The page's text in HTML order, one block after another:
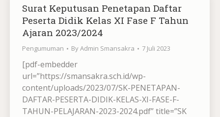
Surat Keputusan Penetapan Daftar
Peserta Didik Kelas XI Fase F Tahun
Ajaran 2023/2024
Pengumuman ByAdmin Smansakra 7 Juli 2023
[pdf-embedder
url=”https://smansakra.sch.id/wp-
content/uploads/2023/07/SK-PENETAPAN-
DAFTAR-PESERTA-DIDIK-KELAS-XI-FASE-F-
TAHUN-PELAJARAN-2023-2024.pdf” title=”SK